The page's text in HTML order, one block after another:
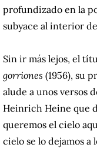
profundizado en la
subyace al interior
Sin ir más lejos, el
gorriones (1956), su
alude a unos versos
Heinrich Heine que
queremos el cielo
cielo se lo dejamos a